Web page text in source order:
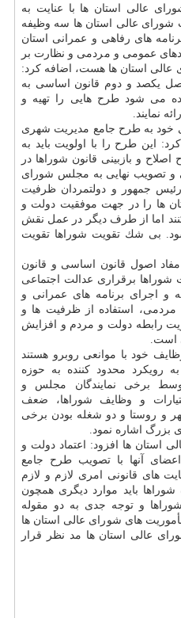
عالی استان ها با عنایت به
شورای عالی استان ها سه وظیفه
های رفاهی و عمرانی استان
عمومی و مردمی و نظارت بر
عالی استان ها هست، اضافه كرد:
یكصد و دوم قانون اساسی به
می شود طرح هایی را تهیه و
نمایند.
به طرح جامع مدیریت شهری
این طرح را با اولویت باید به
و بازبینی قانون شوراها در
و تصویب نهایی به مجلس شورای
جمهور و دولتمردان ظرفیت
ها را در جهت موفقیت دولت و
اما از طرف دیگر در عمل نقش
شود. بی شك تقویت شوراها تقویت
اصول قانون اساسی و قانون
برقراری عدالت اجتماعی
و اجرای برنامه های عمرانی و
استفاده از ظرفیت ها و
رابطه دولت و مردم و افزایش
است.
خود با موانعی روبرو هستند
رویكرد محدود كننده به حوزه
برخی نمایندگان مجلس و
و وظایف شوراها، ضعف
و روستا و دو شغله بودن برخی
اشاره نمود.
استان ها افزود: اعتماد دولت و
آنها با تصویب طرح جامع
های قانونی امری لازم و لازم
شوراها باید موارد دیگری همچون
و توجه جدی به دو مقوله
های شورای عالی استان ها
عالی استان ها مد نظر قرار